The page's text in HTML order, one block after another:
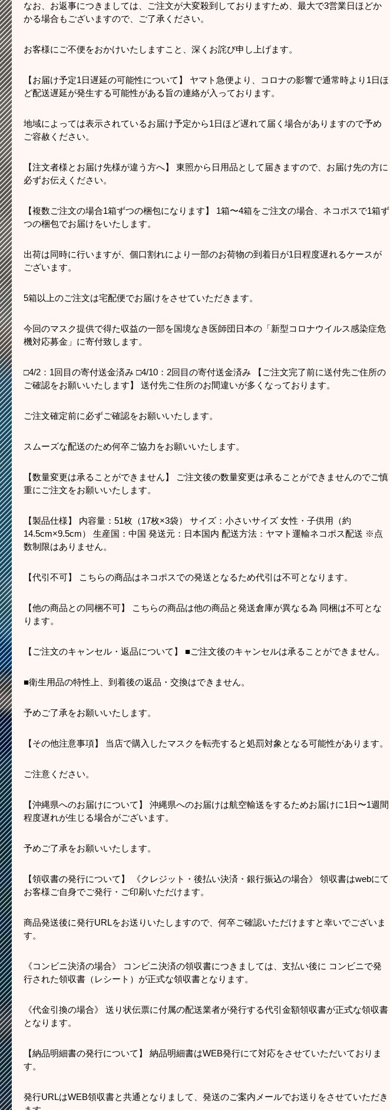
なお、お返事につきましては、ご注文が大変殺到しておりますため、最大で3営業日ほどか
かる場合もございますので、ご了承ください。
お客様にご不便をおかけいたしますこと、深くお詫び申し上げます。
【お届け予定1日遅延の可能性について】 ヤマト急便より、コロナの影響で通常時より1日ほ
ど配送遅延が発生する可能性がある旨の連絡が入っております。
地域によっては表示されているお届け予定から1日ほど遅れて届く場合がありますので予め
ご容赦ください。
【注文者様とお届け先様が違う方へ】 東照から日用品として届きますので、お届け先の方に
必ずお伝えください。
【複数ご注文の場合1箱ずつの梱包になります】 1箱〜4箱をご注文の場合、ネコポスで1箱ず
つの梱包でお届けをいたします。
出荷は同時に行いますが、個口割れにより一部のお荷物の到着日が1日程度遅れるケースが
ございます。
5箱以上のご注文は宅配便でお届けをさせていただきます。
今回のマスク提供で得た収益の一部を国境なき医師団日本の「新型コロナウイルス感染症危
機対応募金」に寄付致します。
□4/2：1回目の寄付送金済み □4/10：2回目の寄付送金済み 【ご注文完了前に送付先ご住所の
ご確認をお願いいたします】 送付先ご住所のお間違いが多くなっております。
ご注文確定前に必ずご確認をお願いいたします。
スムーズな配送のため何卒ご協力をお願いいたします。
【数量変更は承ることができません】 ご注文後の数量変更は承ることができませんのでご慎
重にご注文をお願いいたします。
【製品仕様】 内容量：51枚（17枚×3袋） サイズ：小さいサイズ 女性・子供用（約
14.5cm×9.5cm） 生産国：中国 発送元：日本国内 配送方法：ヤマト運輸ネコポス配送 ※点
数制限はありません。
【代引不可】 こちらの商品はネコポスでの発送となるため代引は不可となります。
【他の商品との同梱不可】 こちらの商品は他の商品と発送倉庫が異なる為 同梱は不可とな
ります。
【ご注文のキャンセル・返品について】 ■ご注文後のキャンセルは承ることができません。
■衛生用品の特性上、到着後の返品・交換はできません。
予めご了承をお願いいたします。
【その他注意事項】 当店で購入したマスクを転売すると処罰対象となる可能性があります。
ご注意ください。
【沖縄県へのお届けについて】 沖縄県へのお届けは航空輸送をするためお届けに1日〜1週間
程度遅れが生じる場合がございます。
予めご了承をお願いいたします。
【領収書の発行について】 《クレジット・後払い決済・銀行振込の場合》 領収書はwebにて
お客様ご自身でご発行・ご印刷いただけます。
商品発送後に発行URLをお送りいたしますので、何卒ご確認いただけますと幸いでございま
す。
《コンビニ決済の場合》 コンビニ決済の領収書につきましては、支払い後に コンビニで発
行された領収書（レシート）が正式な領収書となります。
《代金引換の場合》 送り状伝票に付属の配送業者が発行する代引金額領収書が正式な領収書
となります。
【納品明細書の発行について】 納品明細書はWEB発行にて対応をさせていただいておりま
す。
発行URLはWEB領収書と共通となりまして、発送のご案内メールでお送りをさせていただき